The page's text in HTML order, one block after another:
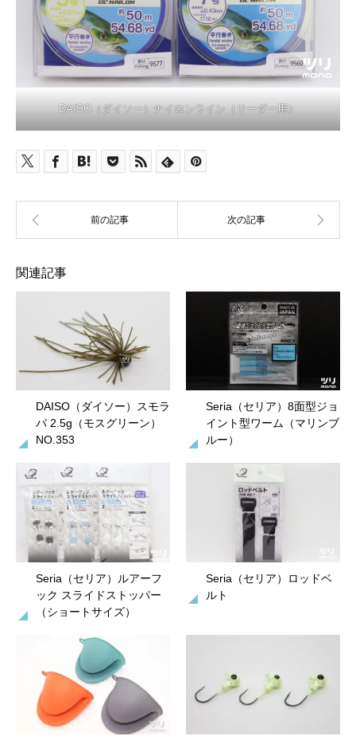
DAISO（ダイソー）ナイロンライン（リーダー用）
関連記事
DAISO（ダイソー）スモラ
バ 2.5g（モスグリーン）
NO.353
Seria（セリア）8面型ジョ
イント型ワーム（マリンブ
ルー）
Seria（セリア）ルアーフ
ック スライドストッパー
（ショートサイズ）
Seria（セリア）ロッドベ
ルト